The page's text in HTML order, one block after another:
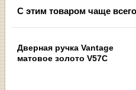
С этим товаром чаще
Дверная ручка Vantage
матовое золото V57C